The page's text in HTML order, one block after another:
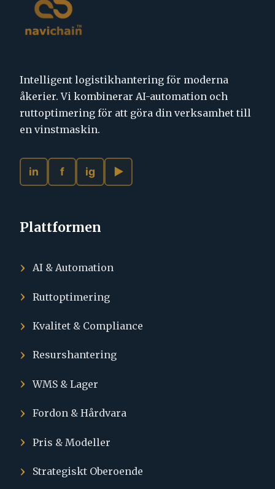
Intelligent logistikhantering för moderna
åkerier. Vi kombinerar AI-automation och
ruttoptimering för att göra din verksamhet till
en vinstmaskin.
in f ig ▶
Plattformen
AI & Automation
Ruttoptimering
Kvalitet & Compliance
Resurshantering
WMS & Lager
Fordon & Hårdvara
Pris & Modeller
Strategiskt Oberoende